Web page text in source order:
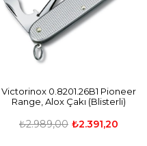
Victorinox 0.8201.26B1 Pioneer
Range, Alox Çakı (Blisterli)
₺2.391,20
₺2.989,00